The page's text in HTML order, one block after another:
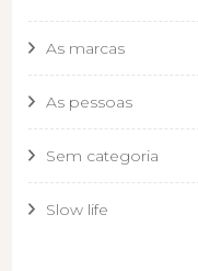
As marcas
As pessoas
Sem categoria
Slow life